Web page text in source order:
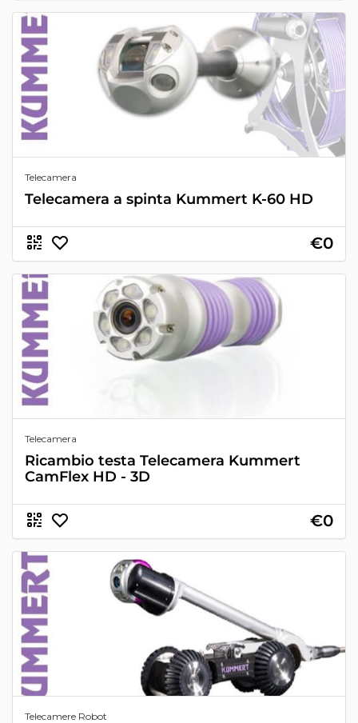
Telecamera
Telecamera a spinta Kummert K-60 HD
€0
Telecamera
Ricambio testa Telecamera Kummert
CamFlex HD - 3D
€0
Telecamere Robot